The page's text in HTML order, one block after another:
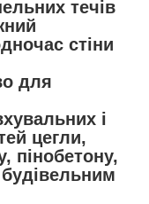
течів
стіни
для
і
цегли,
пінобетону,